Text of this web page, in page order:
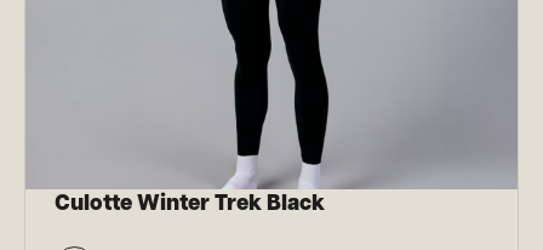
Culotte Winter Trek Black